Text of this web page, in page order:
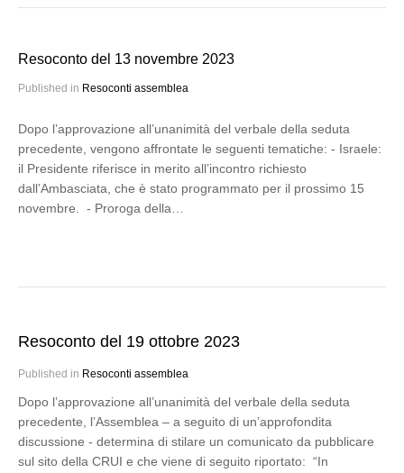
Resoconto del 13 novembre 2023
Published in Resoconti assemblea
Dopo l’approvazione all’unanimità del verbale della seduta
precedente, vengono affrontate le seguenti tematiche: - Israele:
il Presidente riferisce in merito all’incontro richiesto
dall’Ambasciata, che è stato programmato per il prossimo 15
novembre. - Proroga della…
Resoconto del 19 ottobre 2023
Published in Resoconti assemblea
Dopo l’approvazione all’unanimità del verbale della seduta
precedente, l’Assemblea – a seguito di un’approfondita
discussione - determina di stilare un comunicato da pubblicare
sul sito della CRUI e che viene di seguito riportato: “In